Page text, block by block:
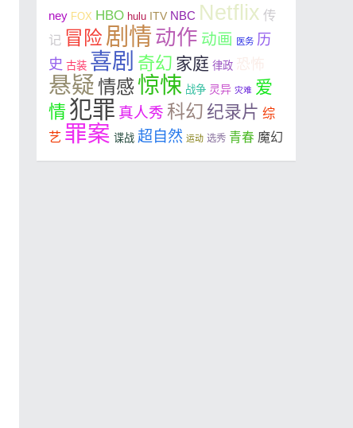
ney FOX HBO hulu ITV NBC Netflix 传
记 冒险 剧情 动作 动画 医务 历
史 古装 喜剧 奇幻 家庭 律政
悬疑情感惊悚 战争 灵异 灾难 爱
情 犯罪 真人秀 科幻 纪录片 综
艺 罪案 谍战 超自然 运动 选秀 青春 魔幻